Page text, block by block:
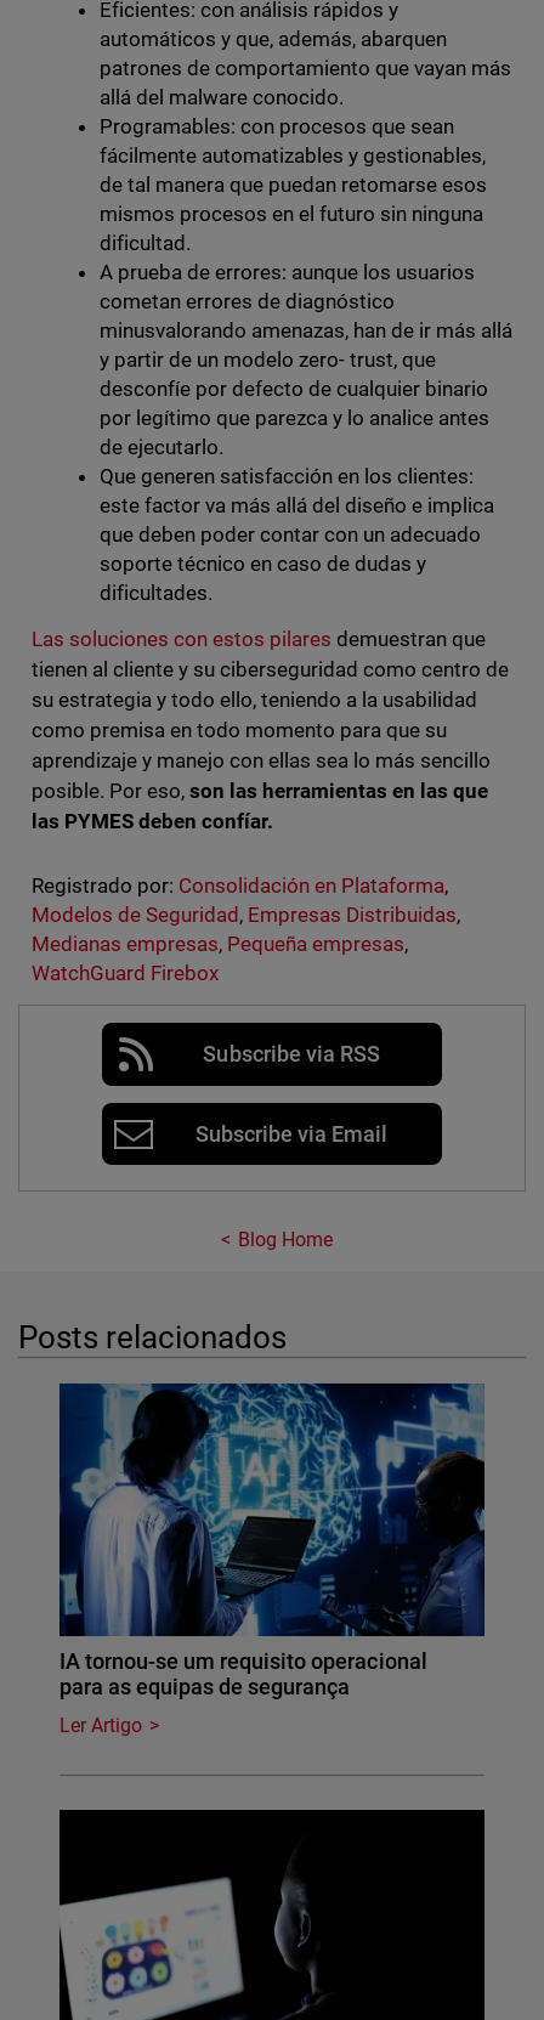
Eficientes: con análisis rápidos y
automáticos y que, además, abarquen
patrones de comportamiento que vayan más
allá del malware conocido.
Programables: con procesos que sean
fácilmente automatizables y gestionables,
de tal manera que puedan retomarse esos
mismos procesos en el futuro sin ninguna
dificultad.
A prueba de errores: aunque los usuarios
cometan errores de diagnóstico
minusvalorando amenazas, han de ir más allá
y partir de un modelo zero- trust, que
desconfíe por defecto de cualquier binario
por legítimo que parezca y lo analice antes
de ejecutarlo.
Que generen satisfacción en los clientes:
este factor va más allá del diseño e implica
que deben poder contar con un adecuado
soporte técnico en caso de dudas y
dificultades.
Las soluciones con estos pilares demuestran que
tienen al cliente y su ciberseguridad como centro de
su estrategia y todo ello, teniendo a la usabilidad
como premisa en todo momento para que su
aprendizaje y manejo con ellas sea lo más sencillo
posible. Por eso, son las herramientas en las que
las PYMES deben confíar.
Registrado por: Consolidación en Plataforma,
Modelos de Seguridad , Empresas Distribuidas,
Medianas empresas, Pequeña empresas,
WatchGuard Firebox
Subscribe via RSS
Subscribe via Email
Blog Home
Posts relacionados
IA tornou-se um requisito operacional
para as equipas de segurança
Ler Artigo